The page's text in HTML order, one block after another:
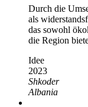
Durch die
als
das sowohl
die Region
Idee
2023
Shkoder
Albania